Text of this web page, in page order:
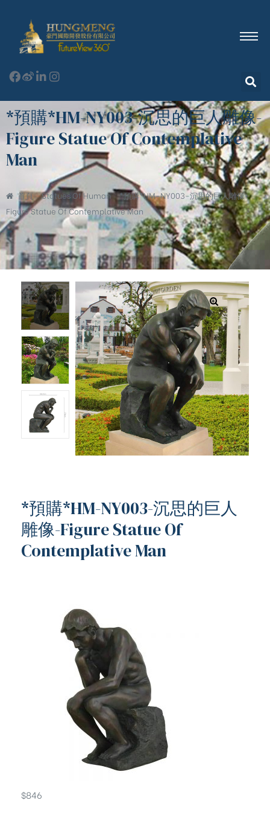
*預購*HM-NY003-沉思的巨人雕像-
Figure Statue Of Contemplative
Man
首頁 Statues Of Human
*預購*HM-NY003-沉思的巨人雕像-
Figure Statue Of Contemplative Man
*預購*HM-NY003-沉思的巨人
雕像-Figure Statue Of
Contemplative Man
$846
含日本